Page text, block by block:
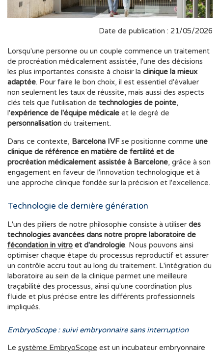
Date de publication : 21/05/2026
Lorsqu'une personne ou un couple commence un traitement
de procréation médicalement assistée, l'une des décisions
les plus importantes consiste à choisir la clinique la mieux
adaptée. Pour faire le bon choix, il est essentiel d'évaluer
non seulement les taux de réussite, mais aussi des aspects
clés tels que l'utilisation de technologies de pointe,
l'expérience de l'équipe médicale et le degré de
personnalisation du traitement.
Dans ce contexte, Barcelona IVFse positionne comme une
clinique de référence en matière de fertilité et de
procréation médicalement assistée à Barcelone, grâce à son
engagement en faveur de l'innovation technologique et à
une approche clinique fondée sur la précision et l'excellence.
Technologie de dernière génération
L'un des piliers de notre philosophie consiste à utiliser des
technologies avancées dans notre propre laboratoire de
fécondation in vitro et d'andrologie. Nous pouvons ainsi
optimiser chaque étape du processus reproductif et assurer
un contrôle accru tout au long du traitement. L'intégration du
laboratoire au sein de la clinique permet une meilleure
traçabilité des processus, ainsi qu'une coordination plus
fluide et plus précise entre les différents professionnels
impliqués.
EmbryoScope : suivi embryonnaire sans interruption
Le système EmbryoScope